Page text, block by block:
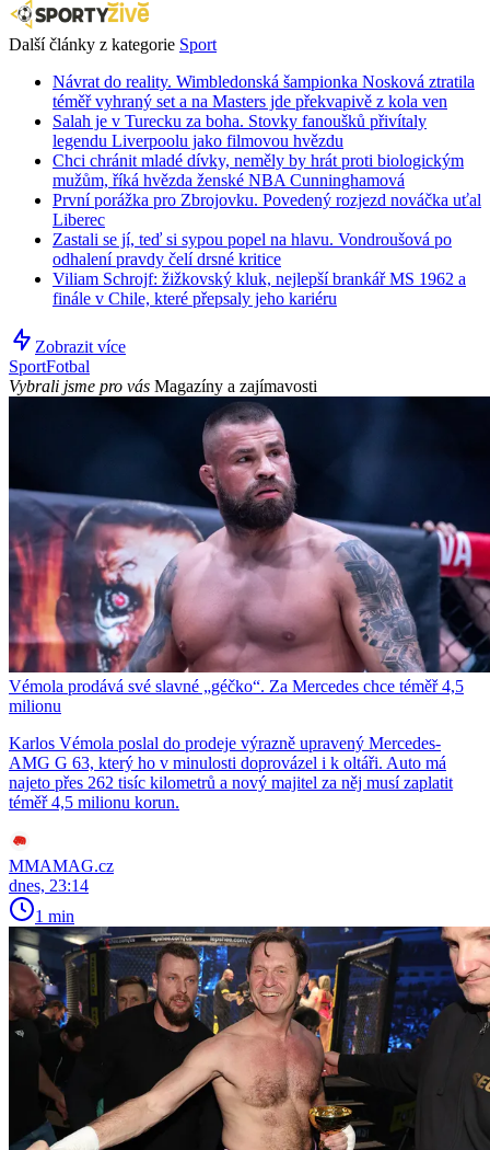
Další články z kategorie Sport
Návrat do reality. Wimbledonská šampionka Nosková ztratila
téměř vyhraný set a na Masters jde překvapivě z kola ven
Salah je v Turecku za boha. Stovky fanoušků přivítaly
legendu Liverpoolu jako filmovou hvězdu
Chci chránit mladé dívky, neměly by hrát proti biologickým
mužům, říká hvězda ženské NBA Cunninghamová
První porážka pro Zbrojovku. Povedený rozjezd nováčka uťal
Liberec
Zastali se jí, teď si sypou popel na hlavu. Vondroušová po
odhalení pravdy čelí drsné kritice
Viliam Schrojf: žižkovský kluk, nejlepší brankář MS 1962 a
finále v Chile, které přepsaly jeho kariéru
Zobrazit více
SportFotbal
Vybrali jsme pro vás Magazíny a zajímavosti
Vémola prodává své slavné „géčko“. Za Mercedes chce téměř 4,5
milionu
Karlos Vémola poslal do prodeje výrazně upravený Mercedes-
AMG G 63, který ho v minulosti doprovázel i k oltáři. Auto má
najeto přes 262 tisíc kilometrů a nový majitel za něj musí zaplatit
téměř 4,5 milionu korun.
MMAMAG.cz
dnes, 23:14
1 min